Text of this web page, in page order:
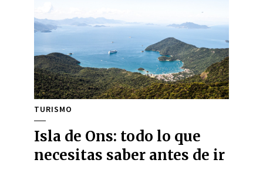
TURISMO
Isla de Ons: todo lo que
necesitas saber antes de ir